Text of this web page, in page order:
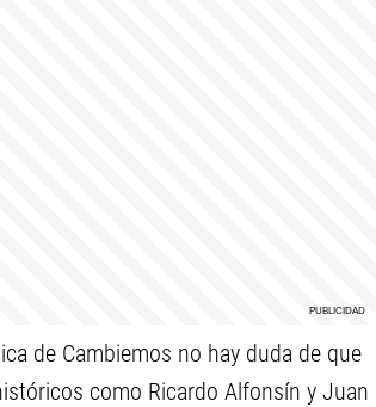
de Cambiemos no hay duda de que
como Ricardo Alfonsín y Juan